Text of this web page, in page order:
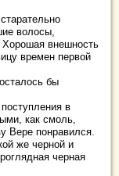
волосы,
внешность
времен первой
бы
в
как смоль,
Вере понравился.
же черной и
черная